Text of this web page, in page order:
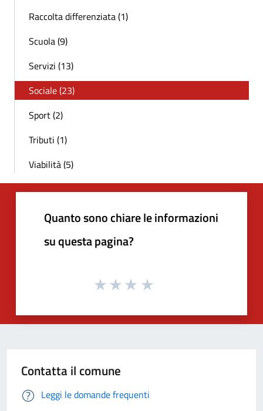
Raccolta differenziata (1)
Scuola (9)
Servizi (13)
Sociale (23)
Sport (2)
Tributi (1)
Viabilità (5)
Quanto sono chiare le informazioni
su questa pagina?
Contatta il comune
Leggi le domande frequenti